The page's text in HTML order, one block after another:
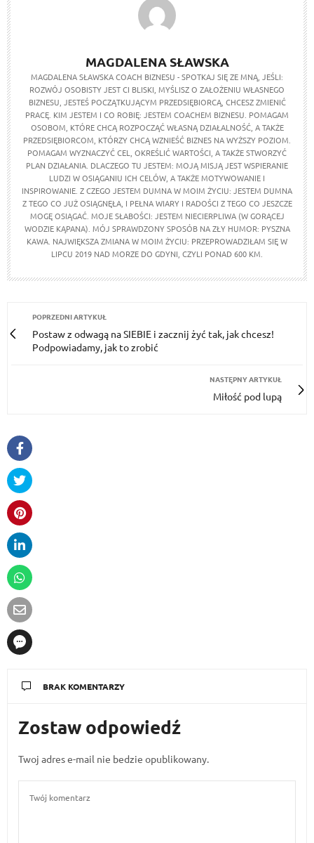
MAGDALENA SŁAWSKA
MAGDALENA SŁAWSKA COACH BIZNESU - SPOTKAJ SIĘ ZE MNĄ, JEŚLI:
ROZWÓJ OSOBISTY JEST CI BLISKI, MYŚLISZ O ZAŁOŻENIU WŁASNEGO
BIZNESU, JESTEŚ POCZĄTKUJĄCYM PRZEDSIĘBIORCĄ, CHCESZ ZMIENIĆ
PRACĘ. KIM JESTEM I CO ROBIĘ: JESTEM COACHEM BIZNESU. POMAGAM
OSOBOM, KTÓRE CHCĄ ROZPOCZĄĆ WŁASNĄ DZIAŁALNOŚĆ, A TAKŻE
PRZEDSIĘBIORCOM, KTÓRZY CHCĄ WZNIEŚĆ BIZNES NA WYŻSZY POZIOM.
POMAGAM WYZNACZYĆ CEL, OKREŚLIĆ WARTOŚCI, A TAKŻE STWORZYĆ
PLAN DZIAŁANIA. DLACZEGO TU JESTEM: MOJĄ MISJĄ JEST WSPIERANIE
LUDZI W OSIĄGANIU ICH CELÓW, A TAKŻE MOTYWOWANIE I
INSPIROWANIE. Z CZEGO JESTEM DUMNA W MOIM ŻYCIU: JESTEM DUMNA
Z TEGO CO JUŻ OSIĄGNĘŁA, I PEŁNA WIARY I RADOŚCI Z TEGO CO JESZCZE
MOGĘ OSIĄGAĆ. MOJE SŁABOŚCI: JESTEM NIECIERPLIWA (W GORĄCEJ
WODZIE KĄPANA). MÓJ SPRAWDZONY SPOSÓB NA ZŁY HUMOR: PYSZNA
KAWA. NAJWIĘKSZA ZMIANA W MOIM ŻYCIU: PRZEPROWADZIŁAM SIĘ W
LIPCU 2019 NAD MORZE DO GDYNI, CZYLI PONAD 600 KM.
POPRZEDNI ARTYKUŁ
Postaw z odwagą na SIEBIE i zacznij żyć tak, jak chcesz!
Podpowiadamy, jak to zrobić
NASTĘPNY ARTYKUŁ
Miłość pod lupą
BRAK KOMENTARZY
Zostaw odpowiedź
Twoj adres e-mail nie bedzie opublikowany.